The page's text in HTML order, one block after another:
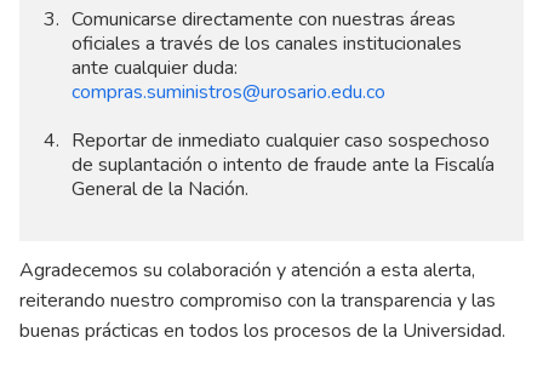
Comunicarse directamente con nuestras áreas
oficiales a través de los canales institucionales
ante cualquier duda:
compras.suministros@urosario.edu.co
Reportar de inmediato cualquier caso sospechoso
de suplantación o intento de fraude ante la Fiscalía
General de la Nación.
Agradecemos su colaboración y atención a esta alerta,
reiterando nuestro compromiso con la transparencia y las
buenas prácticas en todos los procesos de la Universidad.